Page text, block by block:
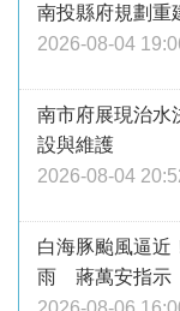
南投縣府規劃
2026-08-04
南市府展現治
設與維護
2026-08-04
白海豚颱風逼近
雨 蔣萬安指示